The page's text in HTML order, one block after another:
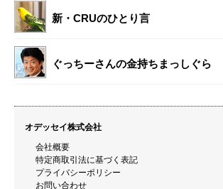
新・CRUのひとり言
ぐっちーさんの金持ちまっしぐら
オデッセイ株式会社
会社概要
特定商取引法に基づく表記
プライバシーポリシー
お問い合わせ